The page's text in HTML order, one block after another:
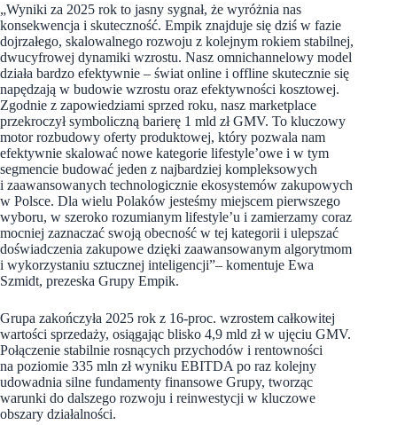
„Wyniki za 2025 rok to jasny sygnał, że wyróżnia nas
konsekwencja i skuteczność. Empik znajduje się dziś w fazie
dojrzałego, skalowalnego rozwoju z kolejnym rokiem stabilnej,
dwucyfrowej dynamiki wzrostu. Nasz omnichannelowy model
działa bardzo efektywnie – świat online i offline skutecznie się
napędzają w budowie wzrostu oraz efektywności kosztowej.
Zgodnie z zapowiedziami sprzed roku, nasz marketplace
przekroczył symboliczną barierę 1 mld zł GMV. To kluczowy
motor rozbudowy oferty produktowej, który pozwala nam
efektywnie skalować nowe kategorie lifestyle’owe i w tym
segmencie budować jeden z najbardziej kompleksowych
i zaawansowanych technologicznie ekosystemów zakupowych
w Polsce. Dla wielu Polaków jesteśmy miejscem pierwszego
wyboru, w szeroko rozumianym lifestyle’u i zamierzamy coraz
mocniej zaznaczać swoją obecność w tej kategorii i ulepszać
doświadczenia zakupowe dzięki zaawansowanym algorytmom
i wykorzystaniu sztucznej inteligencji”– komentuje Ewa
Szmidt, prezeska Grupy Empik.
Grupa zakończyła 2025 rok z 16-proc. wzrostem całkowitej
wartości sprzedaży, osiągając blisko 4,9 mld zł w ujęciu GMV.
Połączenie stabilnie rosnących przychodów i rentowności
na poziomie 335 mln zł wyniku EBITDA po raz kolejny
udowadnia silne fundamenty finansowe Grupy, tworząc
warunki do dalszego rozwoju i reinwestycji w kluczowe
obszary działalności.